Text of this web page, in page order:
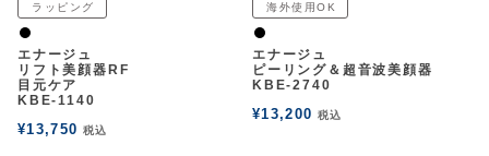
ラッピング
黒
エナージュ
リフト美顔器RF
目元ケア
KBE-1140
¥13,750 税込
海外使用OK
黒
エナージュ
ピーリング＆超音波美顔器
KBE-2740
¥13,200 税込